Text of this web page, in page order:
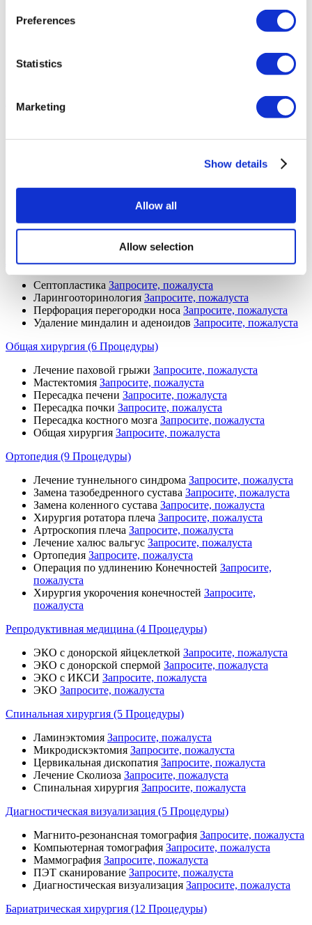
Preferences
Statistics
Marketing
Show details
Allow all
Allow selection
Extended Tummy Tuck
Cinderella Face Lift
Липедема
Запросите, пожалуста
Пересадка волос (9 Процедуры)
Пересадка бровей Запросите, пожалуста
Запросите, пожалуста
Пересадка волос DHI Запросите, пожалуста
Запросите, пожалуста
Пересадка волос методом Sapphire
Трансплантация волос для женщин Запросите,
Ларингооторинология (4 Процедуры)
Септопластика Запросите, пожалуста
Ларингооторинология Запросите, пожалуста
Перфорация перегородки носа Запросите, пожалуста
Удаление миндалин и аденоидов Запросите, пожалуста
Общая хирургия (6 Процедуры)
Лечение паховой грыжи Запросите, пожалуста
Мастектомия Запросите, пожалуста
Пересадка печени Запросите, пожалуста
Пересадка почки Запросите, пожалуста
Пересадка костного мозга Запросите, пожалуста
Общая хирургия Запросите, пожалуста
Ортопедия (9 Процедуры)
Лечение туннельного синдрома Запросите, пожалуста
Замена тазобедренного сустава Запросите, пожалуста
Замена коленного сустава Запросите, пожалуста
Хирургия ротатора плеча Запросите, пожалуста
Артроскопия плеча Запросите, пожалуста
Лечение халюс вальгус Запросите, пожалуста
Ортопедия Запросите, пожалуста
Операция по удлинению Конечностей Запросите,
пожалуста
Хирургия укорочения конечностей Запросите,
пожалуста
Репродуктивная медицина (4 Процедуры)
ЭКО с донорской яйцеклеткой Запросите, пожалуста
ЭКО с донорской спермой Запросите, пожалуста
ЭКО с ИКСИ Запросите, пожалуста
ЭКО Запросите, пожалуста
Спинальная хирургия (5 Процедуры)
Ламинэктомия Запросите, пожалуста
Микродискэктомия Запросите, пожалуста
Цервикальная дископатия Запросите, пожалуста
Лечение Сколиоза Запросите, пожалуста
Спинальная хирургия Запросите, пожалуста
Диагностическая визуализация (5 Процедуры)
Магнито-резонансная томография Запросите, пожалуста
Компьютерная томография Запросите, пожалуста
Маммография Запросите, пожалуста
ПЭТ сканирование Запросите, пожалуста
Диагностическая визуализация Запросите, пожалуста
Бариатрическая хирургия (12 Процедуры)